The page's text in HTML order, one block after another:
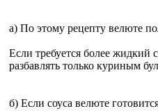
а) По этому рецепту велюте
Если требуется более жидкий
разбавлять только куриным
б) Если соуса велюте